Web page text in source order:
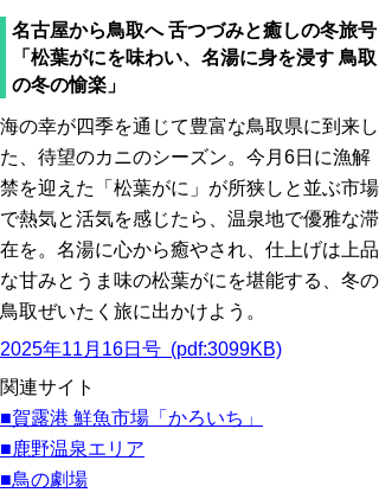
名古屋から鳥取へ 舌つづみと癒しの冬旅号
「松葉がにを味わい、名湯に身を浸す 鳥取
の冬の愉楽」
海の幸が四季を通じて豊富な鳥取県に到来し
た、待望のカニのシーズン。今月6日に漁解
禁を迎えた「松葉がに」が所狭しと並ぶ市場
で熱気と活気を感じたら、温泉地で優雅な滞
在を。名湯に心から癒やされ、仕上げは上品
な甘みとうま味の松葉がにを堪能する、冬の
鳥取ぜいたく旅に出かけよう。
2025年11月16日号 (pdf:3099KB)
関連サイト
■賀露港 鮮魚市場「 かろいち 」
■鹿野温泉エリア
■鳥の劇場